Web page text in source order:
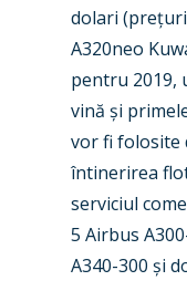
dolari
A320neo
pentru 2019,
vină și
vor fi folosite
întinerirea
serviciul
5 Airbus
A340-300 și